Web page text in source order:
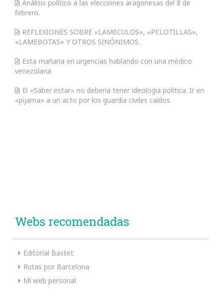
Análisis político a las elecciones aragonesas del 8 de
febrero.
REFLEXIONES SOBRE «LAMECULOS», «PELOTILLAS»,
«LAMEBOTAS» Y OTROS SINÓNIMOS.
Esta mañana en urgencias hablando con una médico
venezolana
El «Saber estar» no debería tener ideología política. Ir en
«pijama» a un acto por los guardia civiles caídos
Webs recomendadas
Editorial Bastet
Rutas por Barcelona
Mi web personal